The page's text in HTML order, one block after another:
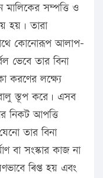
সম্পত্তি ও
হয়। তারা
কোনোরূপ আলাপ-
ভেবে তার বিনা
করণের লক্ষ্যে
স্তূপ করে। এসব
নিকট আপত্তি
তার বিনা
বা সংস্কার কাজ না
ৰিপ্ত হয় এবং